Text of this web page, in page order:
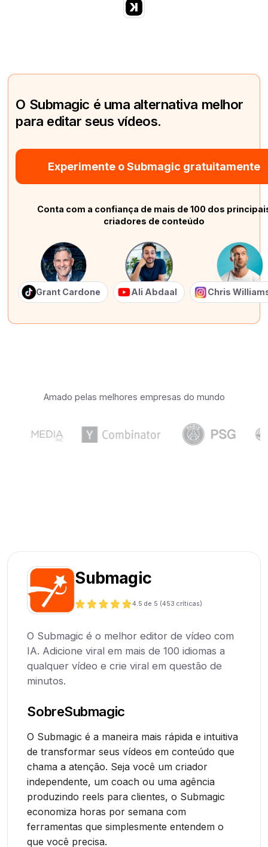
O Submagic é uma alternativa melhor
para editar seus vídeos.
Experimente o Submagic gratuitamente
Conta com a confiança de mais de 100 dos
criadores de conteúdo
Grant Cardone Ali Abdaal Chris
Amado pelas melhores empresas do mundo
Submagic
4.5 de 5 (453 críticas)
O Submagic é o melhor editor de vídeo com
IA. Adicione viral em mais de 100 idiomas a
qualquer vídeo e crie viral em questão de
minutos.
SobreSubmagic
O Submagic é a maneira mais rápida e intuitiva
de transformar seus vídeos em conteúdo que
chama a atenção. Seja você um criador
independente, um coach ou uma agência
produzindo reels para clientes, o Submagic
economiza horas por semana com
ferramentas que simplesmente entendem o
que você precisa.